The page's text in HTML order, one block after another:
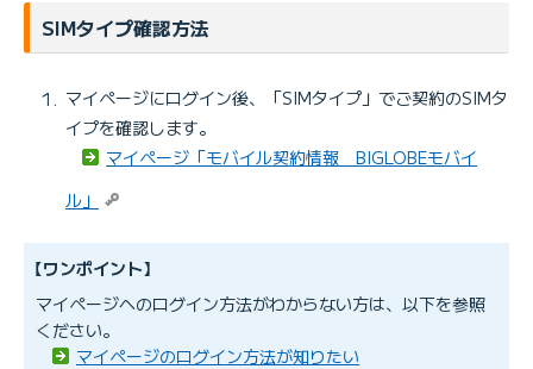
SIMタイプ確認方法
マイページにログイン後、「SIMタイプ」でご契約のSIMタ
イプを確認します。
マイページ「モバイル契約情報 BIGLOBEモバイ
ル」
【ワンポイント】
マイページへのログイン方法がわからない方は、以下を参照
ください。
マイページのログイン方法が知りたい